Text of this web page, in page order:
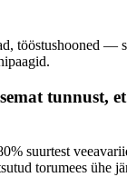
tööstushooned —
tunnust,
suurtest
torumees ühe